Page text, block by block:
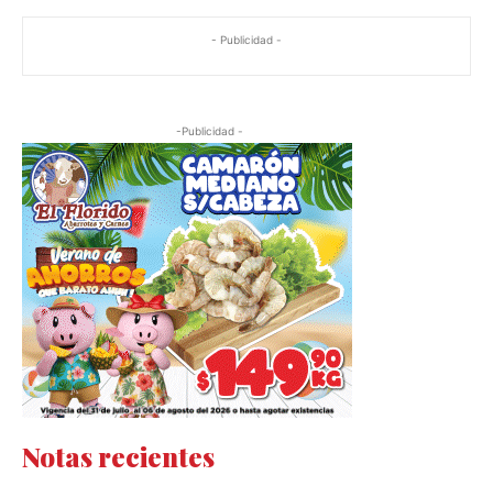
- Publicidad -
-Publicidad -
Notas recientes